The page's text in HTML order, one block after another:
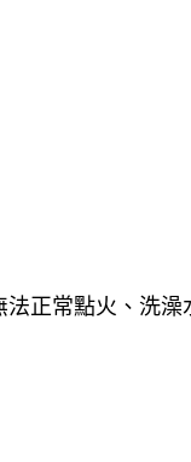
正常點火、洗澡